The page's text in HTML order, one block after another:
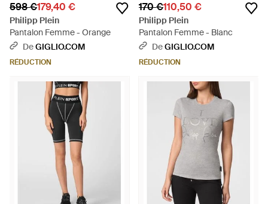
598 €179,40 €
Philipp Plein
Pantalon Femme - Orange
DeGIGLIO.COM
RÉDUCTION
170 €110,50 €
Philipp Plein
Pantalon Femme - Blanc
DeGIGLIO.COM
RÉDUCTION